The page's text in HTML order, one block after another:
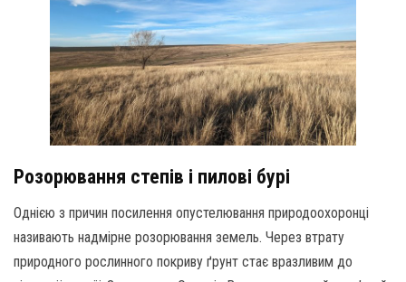
Розорювання степів і пилові бурі
Однією з причин посилення опустелювання природоохоронці
називають надмірне розорювання земель. Через втрату
природного рослинного покриву ґрунт стає вразливим до